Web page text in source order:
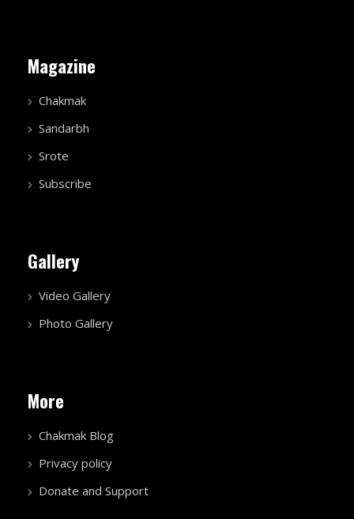
Magazine
Chakmak
Sandarbh
Srote
Subscribe
Gallery
Video Gallery
Photo Gallery
More
Chakmak Blog
Privacy policy
Donate and Support